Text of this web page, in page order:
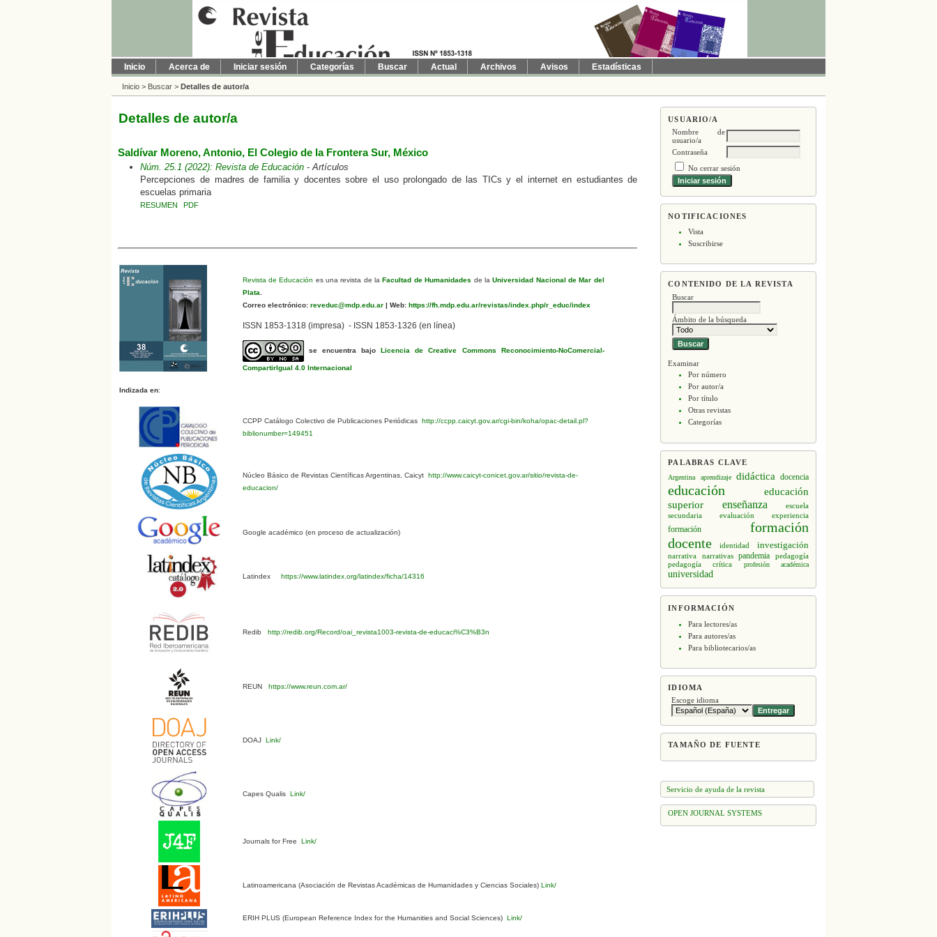
USUARIO/A
Nombre de
usuario/a
Contraseña
No cerrar sesión
NOTIFICACIONES
Vista
Suscribirse
CONTENIDO DE LA REVISTA
Buscar
Ámbito de la búsqueda
Examinar
Por número
Por autor/a
Por título
Otras revistas
Categorías
PALABRAS CLAVE
Argentina aprendizaje didáctica docencia
educación
educación
superior
enseñanza
escuela
secundaria
evaluación
experiencia
formación
formación
docente
identidad investigación
narrativa narrativas pandemia
pedagogía
pedagogía crítica
profesión académica
universidad
INFORMACIÓN
Para lectores/as
Para autores/as
Para bibliotecarios/as
IDIOMA
Escoge idioma
TAMAÑO DE FUENTE
Servicio de ayuda de la revista
OPEN JOURNAL SYSTEMS
Inicio Acerca de Iniciar sesión Categorías Buscar Actual Archivos Avisos Estadísticas
Inicio > Buscar > Detalles de autor/a
Detalles de autor/a
Saldívar Moreno, Antonio, El Colegio de la Frontera Sur, México
Núm. 25.1 (2022): Revista de Educación - Artículos
Percepciones de madres de familia y docentes sobre el uso prolongado de las TICs y el internet en estudiantes de
escuelas primaria
RESUMEN PDF
Revista de Educación es una revista de la Facultad de Humanidades de la Universidad Nacional de Mar del
Plata
Correo electrónico:reveduc@mdp.edu.ar| Web:https://fh.mdp.edu.ar/revistas/index.php/r_educ/index
ISSN 1853-1318 (impresa) - ISSN 1853-1326 (en línea)
se encuentra bajoLicencia de Creative Commons Reconocimiento-NoComercial-
CompartirIgual 4.0 Internacional
Indizada en:
CCPP Catálogo Colectivo de Publicaciones Periódicas http://ccpp.caicyt.gov.ar/cgi-bin/koha/opac-detail.pl?
biblionumber=149451
Núcleo Básico de Revistas Científicas Argentinas, Caicyt http://www.caicyt-conicet.gov.ar/sitio/revista-de-
educacion/
Google académico (en proceso de actualización)
Latindex https://www.latindex.org/latindex/ficha/14316
Redib http://redib.org/Record/oai_revista1003-revista-de-educaci%C3%B3n
REUN https://www.reun.com.ar/
DOAJ Link/
Capes Qualis Link/
Journals for Free Link/
Latinoamericana (Asociación de Revistas Académicas de Humanidades y Ciencias Sociales)Link/
ERIH PLUS (European Reference Index for the Humanities and Social Sciences) Link/